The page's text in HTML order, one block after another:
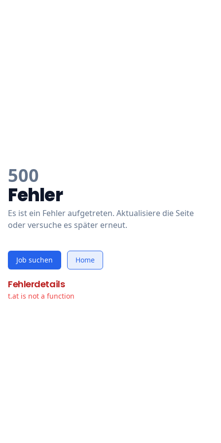
500
Fehler
Es ist ein Fehler aufgetreten. Aktualisiere die Seite
oder versuche es später erneut.
Job suchen Home
Fehlerdetails
t.at is not a function